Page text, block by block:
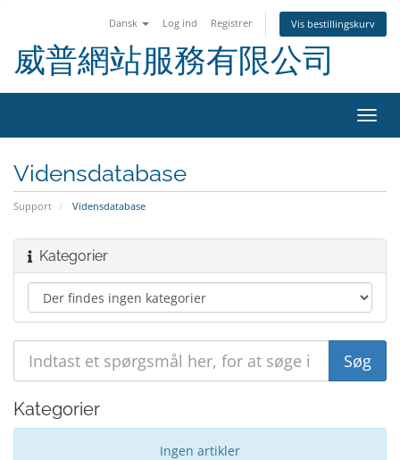
Dansk Log ind Registrer Vis bestillingskurv
威普網站服務有限公司
Skift
Vidensdatabase
Support Vidensdatabase
Kategorier
Kategorier
Ingen artikler